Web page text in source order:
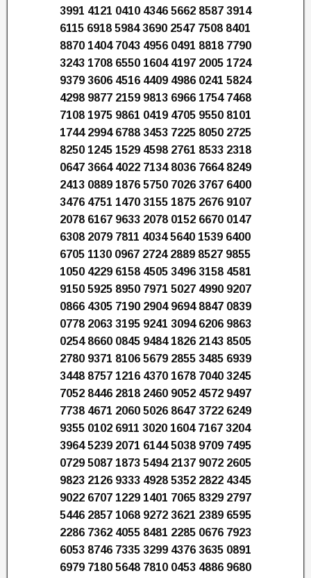
3991 4121 0410 4346 5662 8587 3914
6115 6918 5984 3690 2547 7508 8401
8870 1404 7043 4956 0491 8818 7790
3243 1708 6550 1604 4197 2005 1724
9379 3606 4516 4409 4986 0241 5824
4298 9877 2159 9813 6966 1754 7468
7108 1975 9861 0419 4705 9550 8101
1744 2994 6788 3453 7225 8050 2725
8250 1245 1529 4598 2761 8533 2318
0647 3664 4022 7134 8036 7664 8249
2413 0889 1876 5750 7026 3767 6400
3476 4751 1470 3155 1875 2676 9107
2078 6167 9633 2078 0152 6670 0147
6308 2079 7811 4034 5640 1539 6400
6705 1130 0967 2724 2889 8527 9855
1050 4229 6158 4505 3496 3158 4581
9150 5925 8950 7971 5027 4990 9207
0866 4305 7190 2904 9694 8847 0839
0778 2063 3195 9241 3094 6206 9863
0254 8660 0845 9484 1826 2143 8505
2780 9371 8106 5679 2855 3485 6939
3448 8757 1216 4370 1678 7040 3245
7052 8446 2818 2460 9052 4572 9497
7738 4671 2060 5026 8647 3722 6249
9355 0102 6911 3020 1604 7167 3204
3964 5239 2071 6144 5038 9709 7495
0729 5087 1873 5494 2137 9072 2605
9823 2126 9333 4928 5352 2822 4345
9022 6707 1229 1401 7065 8329 2797
5446 2857 1068 9272 3621 2389 6595
2286 7362 4055 8481 2285 0676 7923
6053 8746 7335 3299 4376 3635 0891
6979 7180 5648 7810 0453 4886 9680